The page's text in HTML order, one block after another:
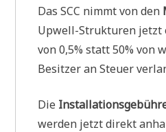
Das SCC nimmt von den
Upwell-Strukturen jetzt
von 0,5% statt 50% von
Besitzer an Steuer
Die
werden jetzt direkt